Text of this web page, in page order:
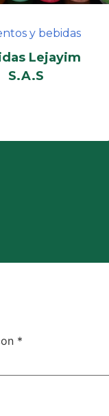
y bebidas
Lejayim
S.A.S
*